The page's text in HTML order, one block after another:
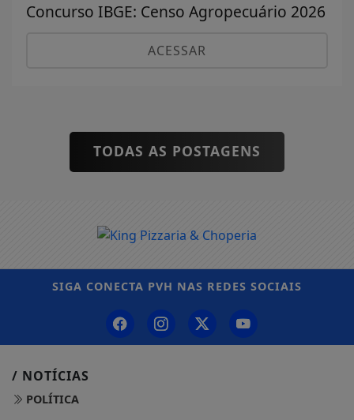
Concurso IBGE: Censo Agropecuário 2026
ACESSAR
TODAS AS POSTAGENS
SIGA CONECTA PVH NAS REDES SOCIAIS
/ NOTÍCIAS
POLÍTICA